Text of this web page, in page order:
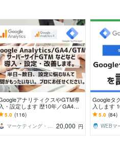
アナリティクスやGTM導
入・設定します 歴10年／GA4移
やGTM設定対応！1000件以上
導入
5.0 (116)
マーケティング・コンシェルジュ 20,000 円
Googleタ
入します
がGTM設
5.0 (84)